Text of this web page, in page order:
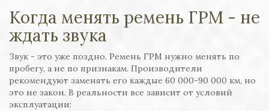
Когда менять ремень ГРМ - не
ждать звука
Звук - это уже поздно. Ремень ГРМ нужно менять по
пробегу, а не по признакам. Производители
рекомендуют заменять его каждые 60 000-90 000 км, но
это не закон. В реальности все зависит от условий
эксплуатации: